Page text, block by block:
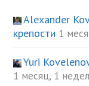
Alexander
крепости 1
Yuri
1 месяц, 1